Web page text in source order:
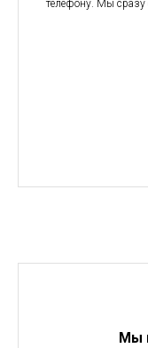
телефону. Мы сразу
Мы